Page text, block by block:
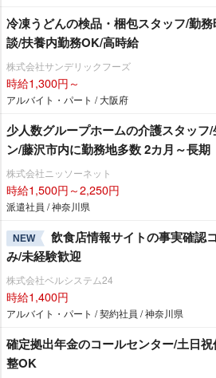
冷凍うどんの検品・梱包スタッフ/勤
談/扶養内勤務OK/高時給
株式会社サンデリックフーズ
時給1,300円～
アルバイト・パート / 大阪府
少人数グループホームの介護スタッフ
ン/藤沢市内に勤務地多数 2カ月～長期
株式会社ニッソーネット
時給1,500円～2,250円
派遣社員 / 神奈川県
NEW
飲食店情報サイトの事実確認
み/未経験歓迎
株式会社ベルシステム24
時給1,400円
アルバイト・パート / 契約社員 / 神奈川県
確定拠出年金のコールセンター/土日
整OK